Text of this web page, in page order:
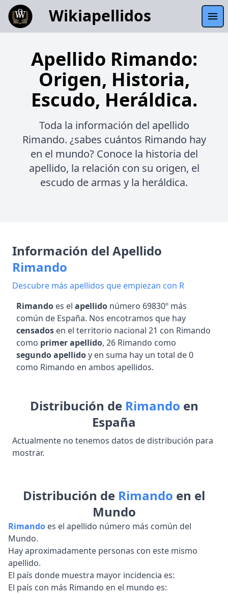
Wikiapellidos
Apellido Rimando:
Origen, Historia,
Escudo, Heráldica.
Toda la información del apellido
Rimando. ¿sabes cuántos Rimando hay
en el mundo? Conoce la historia del
apellido, la relación con su origen, el
escudo de armas y la heráldica.
Información del Apellido
Rimando
Descubre más apellidos que empiezan con R
Rimando es el apellido número 69830º más
común de España. Nos encotramos que hay
censados en el territorio nacional 21 con Rimando
como primer apellido, 26 Rimando como
segundo apellidoy en suma hay un total de 0
como Rimando en ambos apellidos.
Distribución de Rimando en
España
Actualmente no tenemos datos de distribución para
mostrar.
Distribución de Rimando en el
Mundo
Rimando es el apellido número más común del
Mundo.
Hay aproximadamente personas con este mismo
apellido.
El país donde muestra mayor incidencia es:
El país con más Rimando en el mundo es: